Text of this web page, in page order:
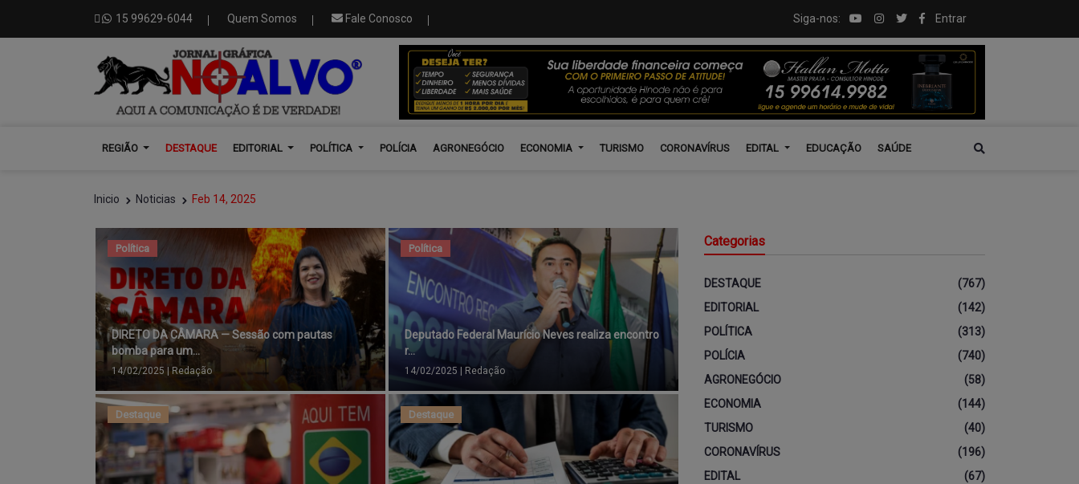
15 99629-6044 Quem Somos Fale Conosco Siga-nos: Entrar
REGIÃO DESTAQUE EDITORIAL POLÍTICA POLÍCIA AGRONEGÓCIO ECONOMIA TURISMO CORONAVÍRUS EDITAL EDUCAÇÃO SAÚDE
Inicio Noticias Feb 14, 2025
Política
DIRETO DA CÂMARA — Sessão com pautas
bomba para um...
14/02/2025 | Redação
Política
Deputado Federal Maurício Neves realiza encontro
r...
14/02/2025 | Redação
Destaque Destaque
Categorias
DESTAQUE
(767)
EDITORIAL
(142)
POLÍTICA
(313)
POLÍCIA
(740)
AGRONEGÓCIO
(58)
ECONOMIA
(144)
TURISMO
(40)
CORONAVÍRUS
(196)
EDITAL
(67)